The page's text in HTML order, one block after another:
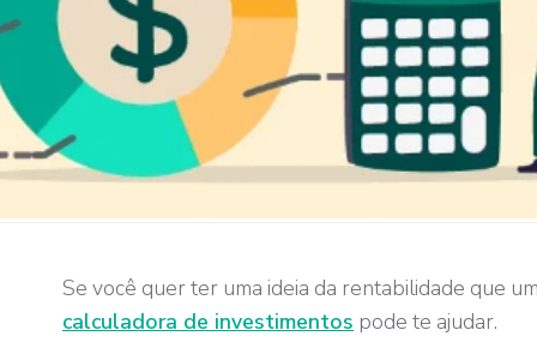
Se você quer ter uma ideia da rentabilidade que
calculadora de investimentos pode te ajudar.